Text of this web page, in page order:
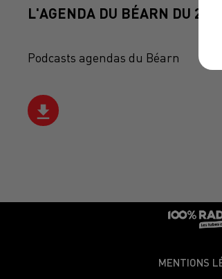
L'AGENDA DU BÉARN DU 25/
Podcasts agendas du Béarn
MENTIONS